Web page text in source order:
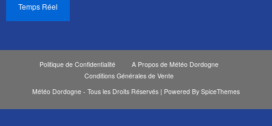
Temps Réel
Politique de Confidentialité
A Propos de Météo Dordogne
Conditions Générales de Vente
Météo Dordogne - Tous les Droits Réservés | Powered By SpiceThemes